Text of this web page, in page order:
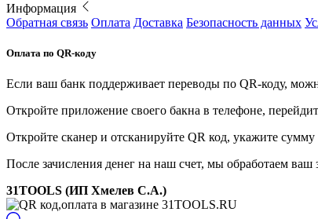
Информация
Обратная связь Оплата Доставка Безопасность данных
Оплата по QR-коду
Если ваш банк поддерживает переводы по QR-коду,
Откройте приложение своего бакна в телефоне,
Откройте сканер и отсканируйте QR код, укажите
После зачисления денег на наш счет, мы обработаем ваш
31TOOLS (ИП Хмелев С.А.)